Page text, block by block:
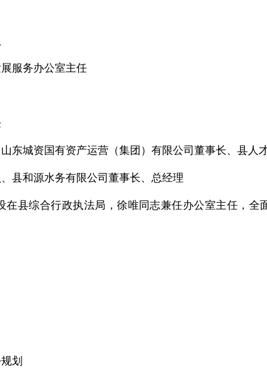
服务办公室主任
东城资国有资产运营（集团）有限公司董事长、县人
县和源水务有限公司董事长、总经理
县综合行政执法局，徐唯同志兼任办公室主任，
划